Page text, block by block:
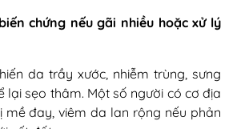
chứng nếu gãi nhiều hoặc xử lý
da trầy xước, nhiễm trùng, sưng
lại sẹo thâm. Một số người có cơ địa
mề đay, viêm da lan rộng nếu phản